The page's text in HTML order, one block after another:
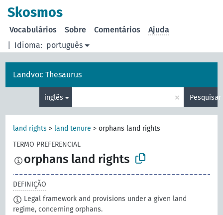
principal
Skosmos
Idioma: português
Vocabulários Sobre Comentários Ajuda
Landvoc Thesaurus
inglês × Pesquisar
land rights > land tenure >orphans land rights
TERMO PREFERENCIAL
orphans land rights
DEFINIÇÃO
Legal framework and provisions under a given land
regime, concerning orphans.